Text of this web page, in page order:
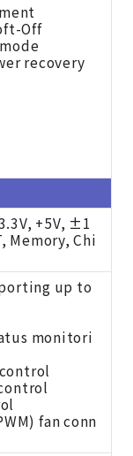
Off
recovery
+5V, ±1
Memory, Chi
up to
monitori
fan conn